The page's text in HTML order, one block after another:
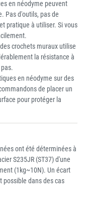
en néodyme peuvent
Pas d'outils, pas de
pratique à utiliser. Si vous
crochets muraux utilise
la résistance à
en néodyme sur des
de placer un
pour protéger la
ont été déterminées à
S235JR (ST37) d'une
(1kg~10N). Un écart
possible dans des cas